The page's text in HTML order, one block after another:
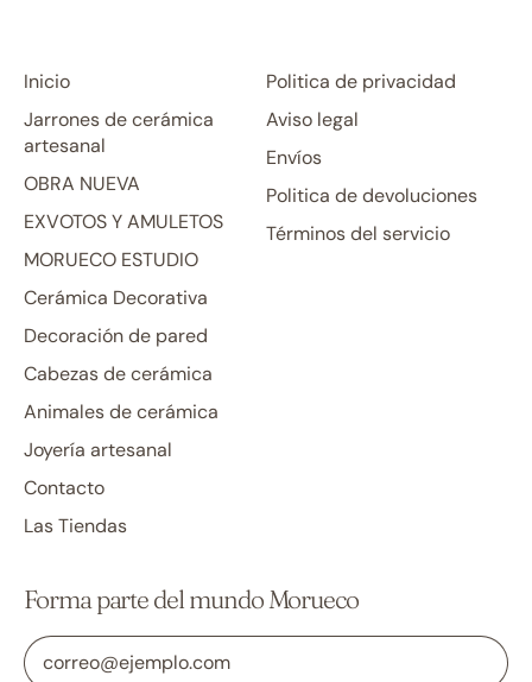
Inicio
Jarrones de cerámica
artesanal
OBRA NUEVA
EXVOTOS Y AMULETOS
MORUECO ESTUDIO
Cerámica Decorativa
Decoración de pared
Cabezas de cerámica
Animales de cerámica
Joyería artesanal
Contacto
Las Tiendas
Politica de privacidad
Aviso legal
Envíos
Politica de devoluciones
Términos del servicio
Forma parte del mundo Morueco
Dirección de correo electrónico